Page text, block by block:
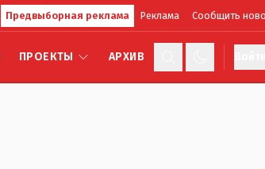
Предвыборная реклама Реклама Сообщить
ПРОЕКТЫ АРХИВ